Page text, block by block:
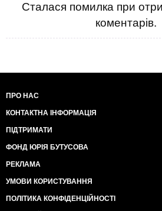
Сталася помилка при
коментарів.
ПРО НАС
КОНТАКТНА ІНФОРМАЦІЯ
ПІДТРИМАТИ
ФОНД ЮРІЯ БУТУСОВА
РЕКЛАМА
УМОВИ КОРИСТУВАННЯ
ПОЛІТИКА КОНФІДЕНЦІЙНОСТІ